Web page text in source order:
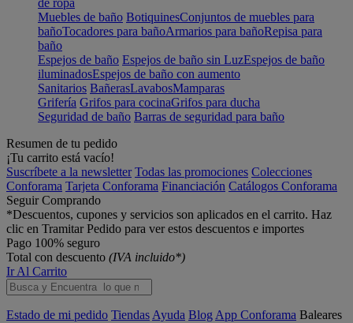
de ropa
Muebles de baño BotiquinesConjuntos de muebles para
bañoTocadores para bañoArmarios para bañoRepisa para
baño
Espejos de baño Espejos de baño sin LuzEspejos de baño
iluminadosEspejos de baño con aumento
Sanitarios BañerasLavabosMamparas
Grifería Grifos para cocinaGrifos para ducha
Seguridad de baño Barras de seguridad para baño
Resumen de tu pedido
¡Tu carrito está vacío!
Suscríbete a la newsletter Todas las promociones Colecciones
Conforama Tarjeta Conforama Financiación Catálogos Conforama
Seguir Comprando
*Descuentos, cupones y servicios son aplicados en el carrito. Haz
clic en Tramitar Pedido para ver estos descuentos e importes
Pago 100% seguro
Total con descuento (IVA incluido*)
Ir Al Carrito
Estado de mi pedido Tiendas Ayuda Blog App Conforama Baleares